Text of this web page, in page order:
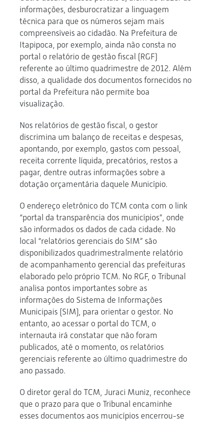
informações, desburocratizar a linguagem
técnica para que os números sejam mais
compreensíveis ao cidadão. Na Prefeitura de
Itapipoca, por exemplo, ainda não consta no
portal o relatório de gestão fiscal (RGF)
referente ao último quadrimestre de 2012. Além
disso, a qualidade dos documentos fornecidos no
portal da Prefeitura não permite boa
visualização.
Nos relatórios de gestão fiscal, o gestor
discrimina um balanço de receitas e despesas,
apontando, por exemplo, gastos com pessoal,
receita corrente líquida, precatórios, restos a
pagar, dentre outras informações sobre a
dotação orçamentária daquele Município.
O endereço eletrônico do TCM conta com o link
“portal da transparência dos municípios”, onde
são informados os dados de cada cidade. No
local “relatórios gerenciais do SIM” são
disponibilizados quadrimestralmente relatório
de acompanhamento gerencial das prefeituras
elaborado pelo próprio TCM. No RGF, o Tribunal
analisa pontos importantes sobre as
informações do Sistema de Informações
Municipais (SIM), para orientar o gestor. No
entanto, ao acessar o portal do TCM, o
internauta irá constatar que não foram
publicados, até o momento, os relatórios
gerenciais referente ao último quadrimestre do
ano passado.
O diretor geral do TCM, Juraci Muniz, reconhece
que o prazo para que o Tribunal encaminhe
esses documentos aos municípios encerrou-se